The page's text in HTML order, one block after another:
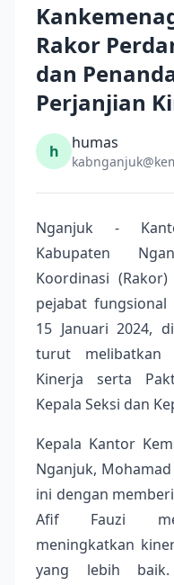
Rakor
dan
Perjanjian
h humas
Nganjuk -
Kabupaten
Koordinasi
pejabat
15 Januari 2024,
turut melibatkan
Kinerja serta
Kepala Seksi dan
Kepala Kantor
Nganjuk,
ini dengan
Afif Fauzi
meningkatkan
yang lebih